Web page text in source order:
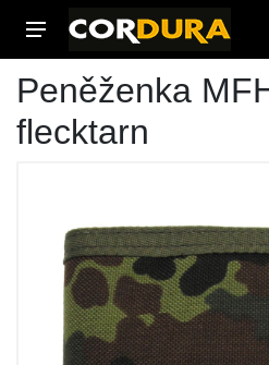
Peněženka
flecktarn